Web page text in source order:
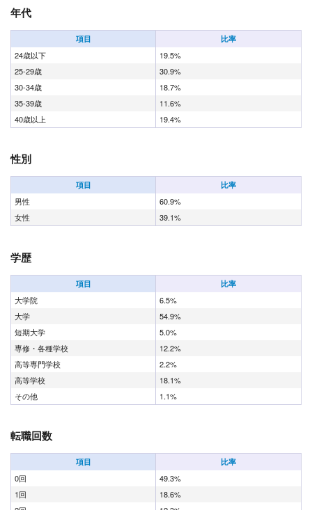
年代
項目 比率
24歳以下
19.5%
25-29歳
30.9%
30-34歳
18.7%
35-39歳
11.6%
40歳以上
19.4%
性別
項目 比率
男性
60.9%
女性
39.1%
学歴
項目 比率
大学院
6.5%
大学
54.9%
短期大学
5.0%
専修・各種学校
12.2%
高等専門学校
2.2%
高等学校
18.1%
その他
1.1%
転職回数
項目 比率
0回
49.3%
1回
18.6%